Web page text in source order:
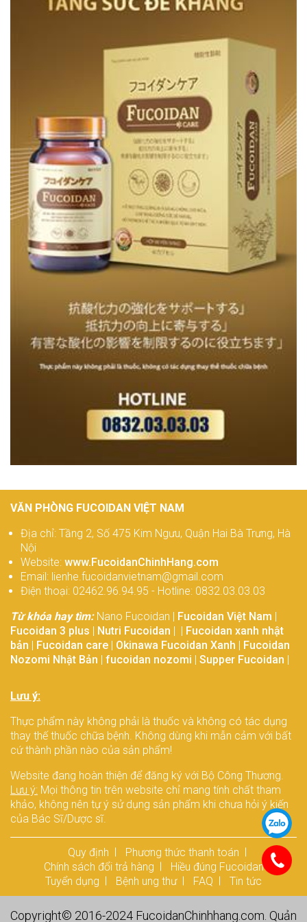
VĂN PHÒNG FUCOIDAN VIỆT NAM
Địa chỉ: Tầng 2, Số 475 Kim Ngưu, Quận Hai Bà Trưng, Hà
Nội
Website: www.FucoidanChinhHang.com
Email: lienhe.fucoidanvietnam@gmail.com
Điện thoại: 02462.96.94.95 - Hotline: 0832.03.03.03
Từ khóa hay tìm:Nano Fucoidan | Fucoidan Việt Nam |
Fucoidan 3 plus | Nutri Fucoidan | | Fucoidan xanh nhật
bản | Fucoidan care | Okinawa Fucoidan Xanh | Fucoidan
Nozomi Nhật Bản | fucoidan nozomi | Supper Fucoidan |
Lưu ý:
Thực phẩm này không phải là thuốc và không có tác dụng
thay thế thuốc chữa bệnh. Không dùng khi mẫn cảm với bất
cứ thành phần nào của sản phẩm!
Website đang hoàn thiện để đăng ký với Bộ Công Thương.
Lưu ý: Mọi thông tin trên website chỉ mang tính chất tham
khảo, không nên tự ý sử dụng sản phẩm khi chưa hỏi ý kiến
của Bác Sĩ/Dược sĩ.
Quy định
Phương thức thanh toán
Chính sách đổi trả hàng
Hiều đúng Fucoidan
Tuyển dụng
Bệnh ung thư FAQ Tin tức
Copyright© 2016-2024 FucoidanChinhhang.com . Quản